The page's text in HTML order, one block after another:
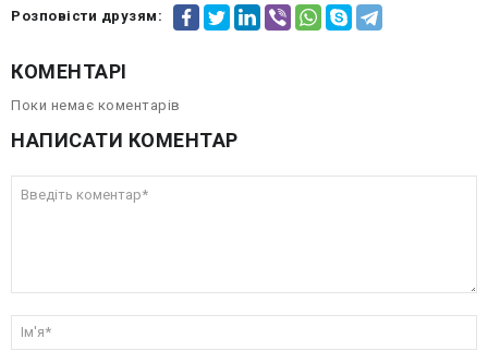
Розповісти друзям:
КОМЕНТАРІ
Поки немає коментарів
НАПИСАТИ КОМЕНТАР